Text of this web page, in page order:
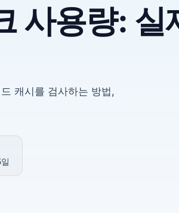
사용량: 실
캐시를 검사하는 방법,